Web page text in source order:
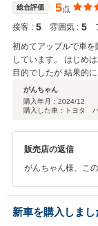
総合評価 5点
接客 : 5 雰囲気 : 5
初めてアップルで車
しています。 はじめ
目的でしたが 結果的
た。 質問や相談にも
す。 大切に乗らせて
がんちゃん
購入年月： 2024/12
購入した車：トヨタ
販売店の返信
がんちゃん様、こ
が出来て良かった
心しました。お車
これからも宜しく
新車を購入しまし